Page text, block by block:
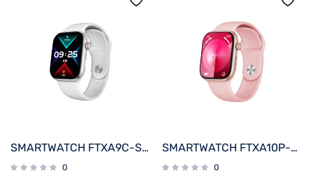
SMARTWATCH FTXA9C-SVW 46MM PLATA/GRIS ANDROID/IOS/BT/FREC. CARD
0
SMARTWATCH FTXA10P-RGPK 48MM ROSE GOLD/ROSA ANDROID/IOS/BT/FREC. CARD
0